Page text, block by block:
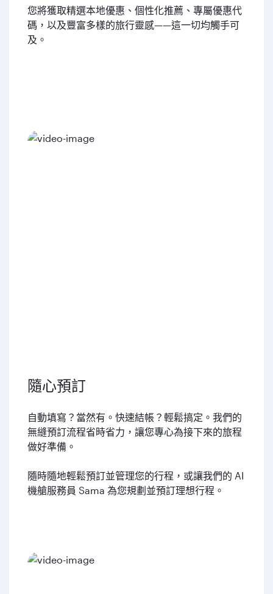
您將獲取精選本地優惠、個性化推薦、專屬優惠代
碼，以及豐富多樣的旅行靈感——這一切均觸手可
及。
隨心預訂
自動填寫？當然有。快速結帳？輕鬆搞定。我們的
無縫預訂流程省時省力，讓您專心為接下來的旅程
做好準備。
隨時隨地輕鬆預訂並管理您的行程，或讓我們的 AI
機艙服務員 Sama 為您規劃並預訂理想行程。